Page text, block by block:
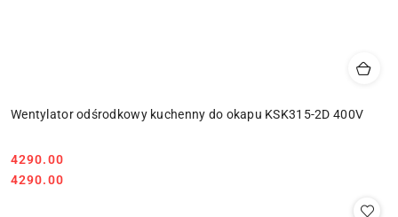
Wentylator odśrodkowy kuchenny do okapu KSK315-2D 400V
Cena:
4290.00
Cena:
4290.00